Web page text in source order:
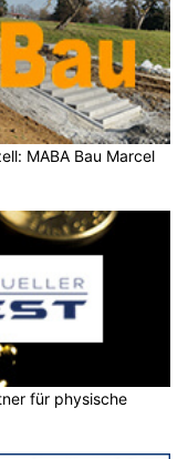
MABA Bau Marcel
für physische